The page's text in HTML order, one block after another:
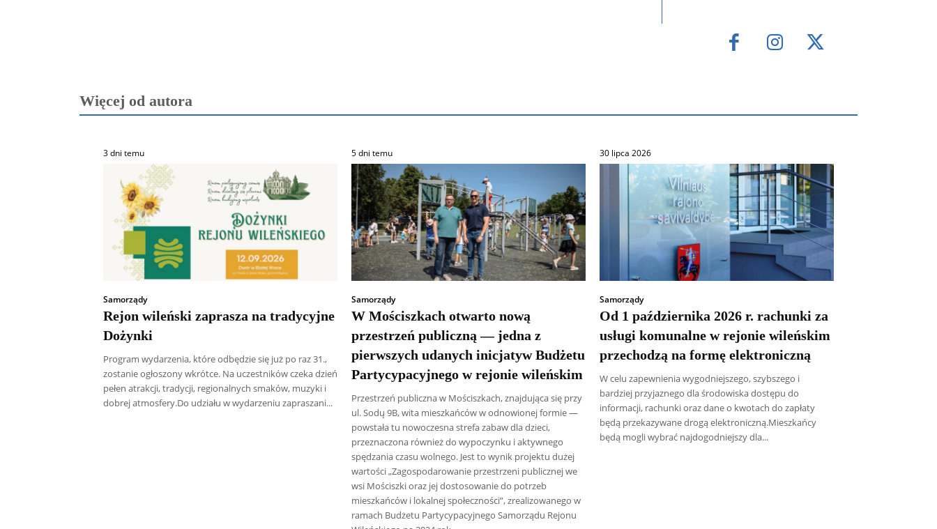
Więcej od autora
3 dni temu
Samorządy
Rejon wileński zaprasza na tradycyjne
Dożynki
Program wydarzenia, które odbędzie się już po raz 31.,
zostanie ogłoszony wkrótce. Na uczestników czeka dzień
pełen atrakcji, tradycji, regionalnych smaków, muzyki i
dobrej atmosfery.Do udziału w wydarzeniu zapraszani...
5 dni temu
Samorządy
W Mościszkach otwarto nową
przestrzeń publiczną — jedna z
pierwszych udanych inicjatyw Budżetu
Partycypacyjnego w rejonie wileńskim
Przestrzeń publiczna w Mościszkach, znajdująca się przy
ul. Sodų 9B, wita mieszkańców w odnowionej formie —
powstała tu nowoczesna strefa zabaw dla dzieci,
przeznaczona również do wypoczynku i aktywnego
spędzania czasu wolnego. Jest to wynik projektu dużej
wartości „Zagospodarowanie przestrzeni publicznej we
wsi Mościszki oraz jej dostosowanie do potrzeb
mieszkańców i lokalnej społeczności”, zrealizowanego w
ramach Budżetu Partycypacyjnego Samorządu Rejonu
30 lipca 2026
Samorządy
Od 1 października 2026 r. rachunki za
usługi komunalne w rejonie wileńskim
przechodzą na formę elektroniczną
W celu zapewnienia wygodniejszego, szybszego i
bardziej przyjaznego dla środowiska dostępu do
informacji, rachunki oraz dane o kwotach do zapłaty
będą przekazywane drogą elektroniczną.Mieszkańcy
będą mogli wybrać najdogodniejszy dla...